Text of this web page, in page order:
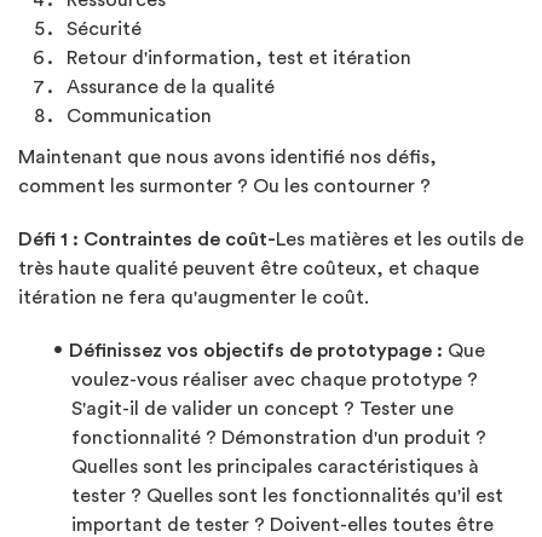
Sécurité
Retour d'information, test et itération
Assurance de la qualité
Communication
Maintenant que nous avons identifié nos défis,
comment les surmonter ? Ou les contourner ?
Défi 1 : Contraintes de coût-Les matières et les outils de
très haute qualité peuvent être coûteux, et chaque
itération ne fera qu'augmenter le coût.
Définissez vos objectifs de prototypage : Que
voulez-vous réaliser avec chaque prototype ?
S'agit-il de valider un concept ? Tester une
fonctionnalité ? Démonstration d'un produit ?
Quelles sont les principales caractéristiques à
tester ? Quelles sont les fonctionnalités qu'il est
important de tester ? Doivent-elles toutes être